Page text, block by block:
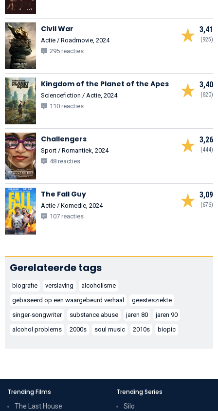
3,41
(925)
Civil War
Actie / Roadmovie, 2024
295 reacties
3,40
(620)
Kingdom of the Planet of the Apes
Sciencefiction / Actie, 2024
110 reacties
3,26
(444)
Challengers
Sport / Romantiek, 2024
48 reacties
3,09
(676)
The Fall Guy
Actie / Komedie, 2024
107 reacties
Gerelateerde tags
biografie verslaving
alcoholisme
gebaseerd op een waargebeurd verhaal
geestesziekte
singer-songwriter
substance abuse jaren 80
jaren 90
alcohol problems
2000s soul music 2010s biopic
Trending Films
The Last House
Trending Series
Silo